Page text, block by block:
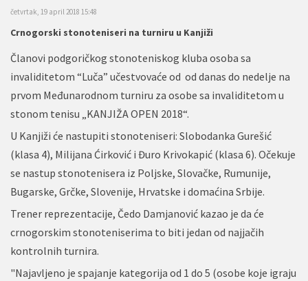
četvrtak, 19 april 2018 15:48
Crnogorski stonoteniseri na turniru u Kanjiži
Članovi podgoričkog stonoteniskog kluba osoba sa
invaliditetom “Luča” učestvovaće od od danas do nedelje na
prvom Međunarodnom turniru za osobe sa invaliditetom u
stonom tenisu „KANJIŽA OPEN 2018“.
U Kanjiži će nastupiti stonoteniseri: Slobodanka Gurešić
(klasa 4), Milijana Ćirković i Đuro Krivokapić (klasa 6). Očekuje
se nastup stonotenisera iz Poljske, Slovačke, Rumunije,
Bugarske, Grčke, Slovenije, Hrvatske i domaćina Srbije.
Trener reprezentacije, Čedo Damjanović kazao je da će
crnogorskim stonoteniserima to biti jedan od najjačih
kontrolnih turnira.
"Najavljeno je spajanje kategorija od 1 do 5 (osobe koje igraju